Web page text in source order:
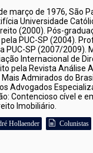
março de 1976, São
Universidade
(2000). Pós-
pela PUC-SP (2004).
PUC-SP (2007/2009).
Internacional de
pela Revista Análise
Admirados do
Advogados
Contencioso cível e
Imobiliário.
Hollaender Colunistas